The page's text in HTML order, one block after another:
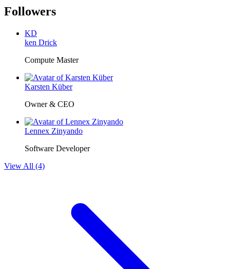
Followers
KD
ken Drick
Compute Master
Karsten Küber
Owner & CEO
Lennex Zinyando
Software Developer
View All (4)